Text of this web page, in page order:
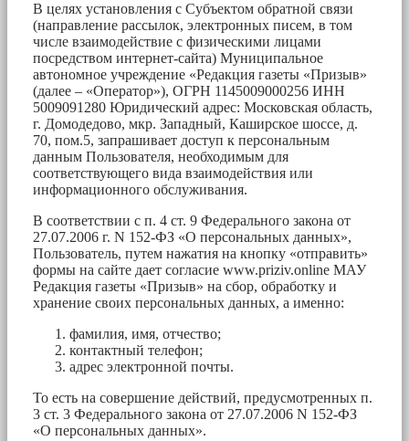
В целях установления с Субъектом обратной связи
(направление рассылок, электронных писем, в том
числе взаимодействие с физическими лицами
посредством интернет-сайта) Муниципальное
автономное учреждение «Редакция газеты «Призыв»
(далее – «Оператор»), ОГРН 1145009000256 ИНН
5009091280 Юридический адрес: Московская область,
г. Домодедово, мкр. Западный, Каширское шоссе, д.
70, пом.5, запрашивает доступ к персональным
данным Пользователя, необходимым для
соответствующего вида взаимодействия или
информационного обслуживания.
В соответствии с п. 4 ст. 9 Федерального закона от
27.07.2006 г. N 152-ФЗ «О персональных данных»,
Пользователь, путем нажатия на кнопку «отправить»
формы на сайте дает согласие www.priziv.online МАУ
Редакция газеты «Призыв» на сбор, обработку и
хранение своих персональных данных, а именно:
фамилия, имя, отчество;
контактный телефон;
адрес электронной почты.
То есть на совершение действий, предусмотренных п.
3 ст. 3 Федерального закона от 27.07.2006 N 152-ФЗ
«О персональных данных».